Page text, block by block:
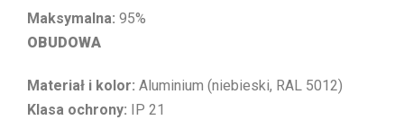
Maksymalna: 95%
OBUDOWA
Materiał i kolor: Aluminium (niebieski, RAL 5012)
Klasa ochrony: IP 21